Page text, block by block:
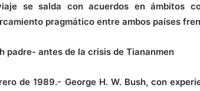
se salda con acuerdos en ámbitos
pragmático entre ambos países
padre- antes de la crisis de Tiananmen
de 1989.- George H. W. Bush, con